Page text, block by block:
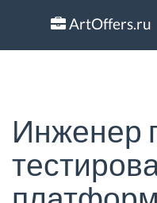
ArtOffers.ru
Инженер